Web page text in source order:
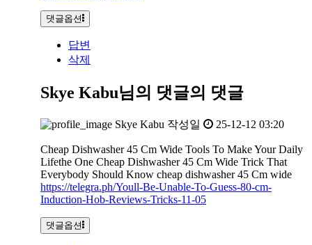
댓글옵션
답변
삭제
Skye Kabu님의 댓글의 댓글
Skye Kabu 작성일 25-12-12 03:20
Cheap Dishwasher 45 Cm Wide Tools To Make Your Daily
Lifethe One Cheap Dishwasher 45 Cm Wide Trick That
Everybody Should Know cheap dishwasher 45 Cm wide
https://telegra.ph/Youll-Be-Unable-To-Guess-80-cm-
Induction-Hob-Reviews-Tricks-11-05
댓글옵션